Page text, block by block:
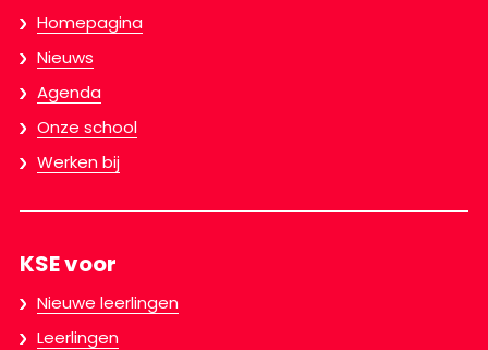
Homepagina
Nieuws
Agenda
Onze school
Werken bij
KSE voor
Nieuwe leerlingen
Leerlingen